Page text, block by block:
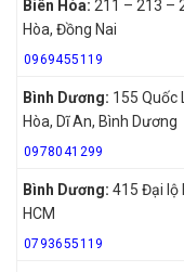
Biên Hòa: 211 – 213 –
Hòa, Đồng Nai
0969455119
Bình Dương: 155 Quốc
Hòa, Dĩ An, Bình Dương
0978041299
Bình Dương: 415 Đại lộ
HCM
0793655119